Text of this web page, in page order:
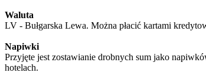
Waluta
LV - Bułgarska Lewa. Można płacić kartami
Napiwki
Przyjęte jest zostawianie drobnych sum jako
hotelach.